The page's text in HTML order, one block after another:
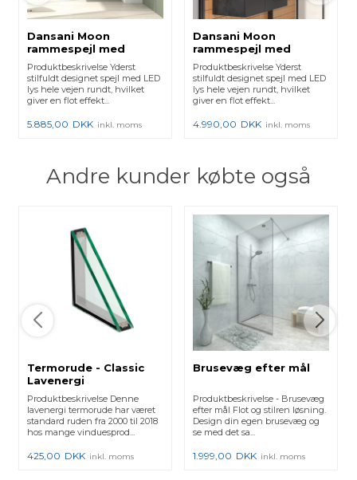
Dansani Moon
rammespejl med
lysstyring, ø90 cm -
Sort mat
Produktbeskrivelse Yderst
stilfuldt designet spejl med LED
lys hele vejen rundt, hvilket
giver en flot effekt...
5.885,00 DKK inkl. moms
Dansani Moon
rammespejl med
lysstyring, ø75 cm -
Sort mat
Produktbeskrivelse Yderst
stilfuldt designet spejl med LED
lys hele vejen rundt, hvilket
giver en flot effekt...
4.990,00 DKK inkl. moms
Andre kunder købte også
Termorude - Classic
Lavenergi
Produktbeskrivelse Denne
lavenergi termorude har været
standard ruden fra 2000 til 2018
hos mange vinduesprod...
425,00 DKK inkl. moms
Brusevæg efter mål
Produktbeskrivelse - Brusevæg
efter mål Flot og stilren løsning.
Design din egen brusevæg og
se med det sa...
1.999,00 DKK inkl. moms